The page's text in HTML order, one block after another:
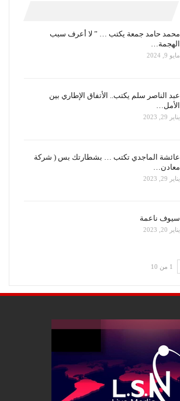
محمد حامد جمعة يكتب … ” لا أعرف سبب
الهجمة…
مايو 9, 2024
عبد الناصر سلم يكتب.. الأتفاق الإطاري بين
الأمل…
يناير 29, 2023
عائشة الماجدي تكتب … بشطارتك بس ( شركة
معادن…
يناير 29, 2023
سيوف ناعمة
يناير 20, 2023
1 من 10